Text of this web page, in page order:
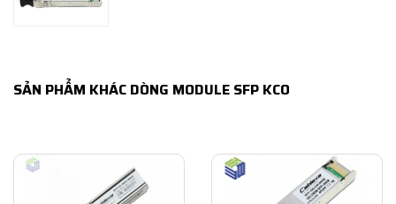
SẢN PHẨM KHÁC DÒNG MODULE SFP KCO